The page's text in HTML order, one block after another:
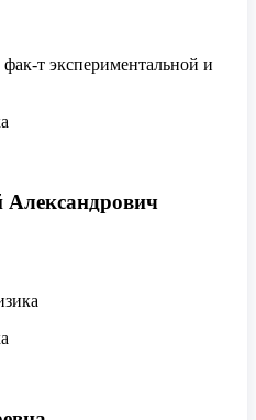
т экспериментальной и